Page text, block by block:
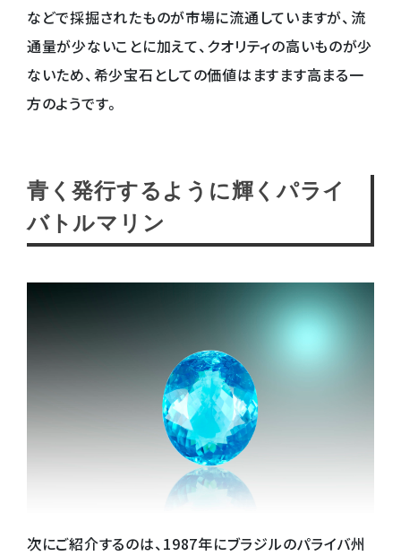
などで採掘されたものが市場に流通していますが、流
通量が少ないことに加えて、クオリティの高いものが少
ないため、希少宝石としての価値はますます高まる一
方のようです。
青く発行するように輝くパライ
バトルマリン
次にご紹介するのは、1987年にブラジルのパライバ州